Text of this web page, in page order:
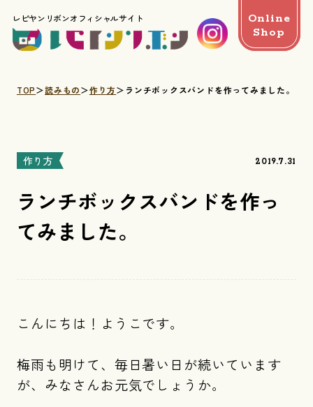
レピヤンリボンオフィシャルサイト
Online
Shop
TOP 読みもの 作り方 ランチボックスバンドを作ってみました。
作り方 2019.7.31
ランチボックスバンドを作っ
てみました。
こんにちは！ようこです。
梅雨も明けて、毎日暑い日が続いています
が、みなさんお元気でしょうか。